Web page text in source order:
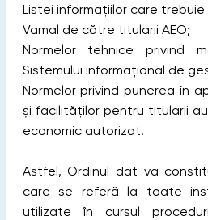
Listei informaţiilor care trebuie
Vamal de către titularii AEO;
Normelor tehnice privind
Sistemului informaţional de
Normelor privind punerea în
și facilităților pentru titularii
economic autorizat.
Astfel, Ordinul dat va
care se referă la toate
utilizate în cursul